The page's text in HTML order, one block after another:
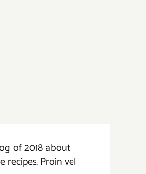
of 2018 about
recipes. Proin vel